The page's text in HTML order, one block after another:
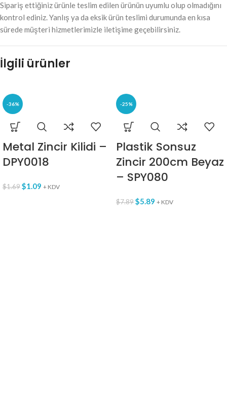
Sipariş ettiğiniz ürünle teslim edilen ürünün uyumlu olup olmadığını
kontrol ediniz. Yanlış ya da eksik ürün teslimi durumunda en kısa
sürede müşteri hizmetlerimizle iletişime geçebilirsiniz.
İlgili ürünler
-36%
Metal Zincir Kilidi –
DPY0018
$1.69$1.09 + KDV
-25%
Plastik Sonsuz
Zincir 200cm Beyaz
– SPY080
$7.89$5.89 + KDV